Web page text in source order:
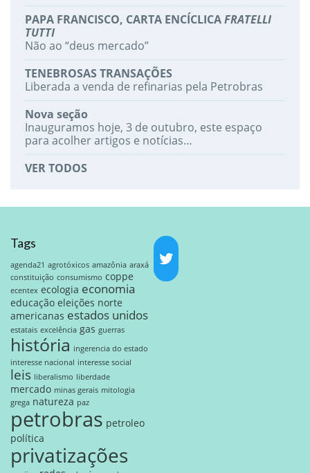
PAPA FRANCISCO, CARTA ENCÍCLICAFRATELLI
TUTTI
Não ao “deus mercado”
TENEBROSAS TRANSAÇÕES
Liberada a venda de refinarias pela Petrobras
Nova seção
Inauguramos hoje, 3 de outubro, este espaço
para acolher artigos e notícias…
VER TODOS
Tags
agenda21 agrotóxicos amazônia araxá
constituição consumismo coppe
ecentex ecologia economia
educação eleições norte
americanas estados unidos
estatais excelência gas guerras
história ingerencia do estado
interesse nacional interesse social
leis liberalismo liberdade
mercado minas gerais mitologia
grega natureza paz
petrobras petroleo
política
privatizações